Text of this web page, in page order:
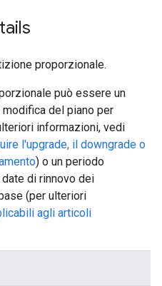
proporzionale.
può essere un
del piano per
informazioni, vedi
l'upgrade, il downgrade o
) o un periodo
di rinnovo dei
(per ulteriori
agli articoli